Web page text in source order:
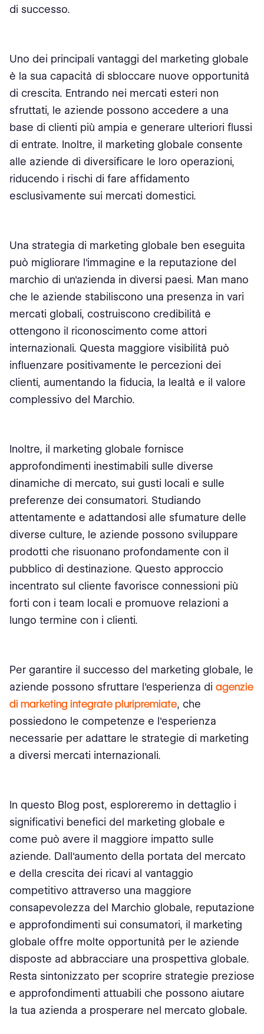
di successo.
Uno dei principali vantaggi del marketing globale
è la sua capacità di sbloccare nuove opportunità
di crescita. Entrando nei mercati esteri non
sfruttati, le aziende possono accedere a una
base di clienti più ampia e generare ulteriori flussi
di entrate. Inoltre, il marketing globale consente
alle aziende di diversificare le loro operazioni,
riducendo i rischi di fare affidamento
esclusivamente sui mercati domestici.
Una strategia di marketing globale ben eseguita
può migliorare l'immagine e la reputazione del
marchio di un'azienda in diversi paesi. Man mano
che le aziende stabiliscono una presenza in vari
mercati globali, costruiscono credibilità e
ottengono il riconoscimento come attori
internazionali. Questa maggiore visibilità può
influenzare positivamente le percezioni dei
clienti, aumentando la fiducia, la lealtà e il valore
complessivo del Marchio.
Inoltre, il marketing globale fornisce
approfondimenti inestimabili sulle diverse
dinamiche di mercato, sui gusti locali e sulle
preferenze dei consumatori. Studiando
attentamente e adattandosi alle sfumature delle
diverse culture, le aziende possono sviluppare
prodotti che risuonano profondamente con il
pubblico di destinazione. Questo approccio
incentrato sul cliente favorisce connessioni più
forti con i team locali e promuove relazioni a
lungo termine con i clienti.
Per garantire il successo del marketing globale, le
aziende possono sfruttare l'esperienza di agenzie
di marketing integrate pluripremiate, che
possiedono le competenze e l'esperienza
necessarie per adattare le strategie di marketing
a diversi mercati internazionali.
In questo Blog post, esploreremo in dettaglio i
significativi benefici del marketing globale e
come può avere il maggiore impatto sulle
aziende. Dall'aumento della portata del mercato
e della crescita dei ricavi al vantaggio
competitivo attraverso una maggiore
consapevolezza del Marchio globale, reputazione
e approfondimenti sui consumatori, il marketing
globale offre molte opportunità per le aziende
disposte ad abbracciare una prospettiva globale.
Resta sintonizzato per scoprire strategie preziose
e approfondimenti attuabili che possono aiutare
la tua azienda a prosperare nel mercato globale.